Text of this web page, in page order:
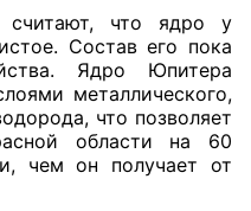
что ядро у
Состав его пока
Ядро Юпитера
металлического,
что позволяет
области на 60
чем он получает от